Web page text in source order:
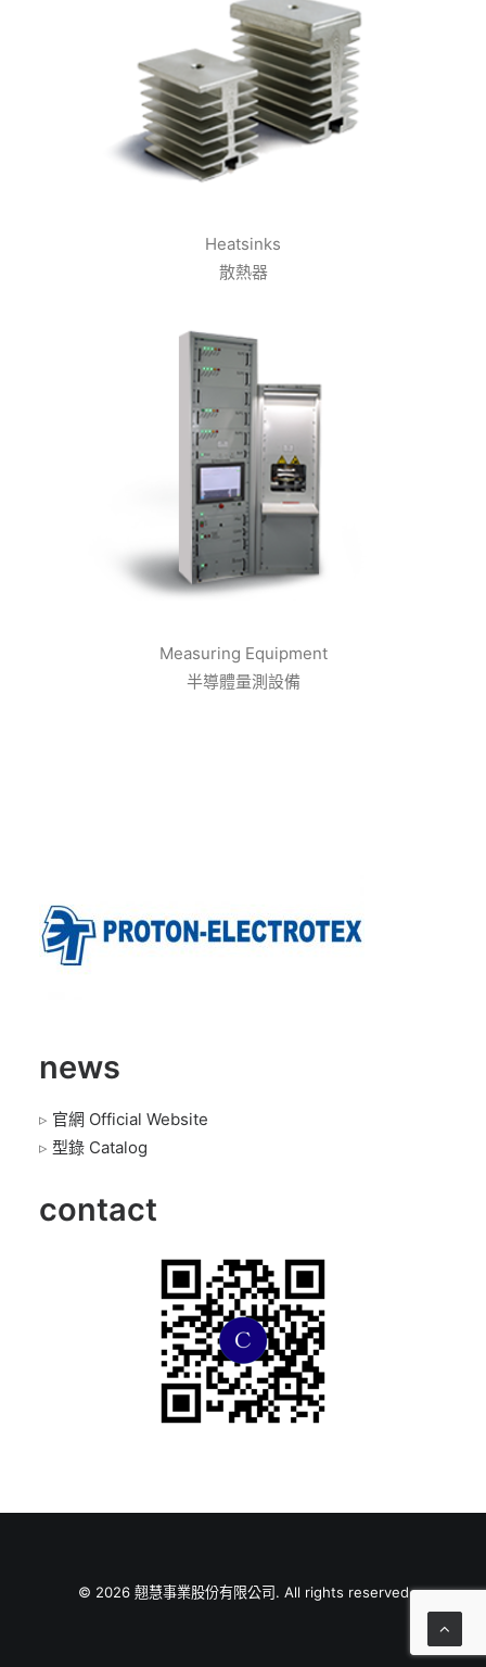
Heatsinks
散熱器
Measuring Equipment
半導體量測設備
news
▹ 官網 Official Website
▹ 型錄 Catalog
contact
© 2026 翹慧事業股份有限公司. All rights reserved